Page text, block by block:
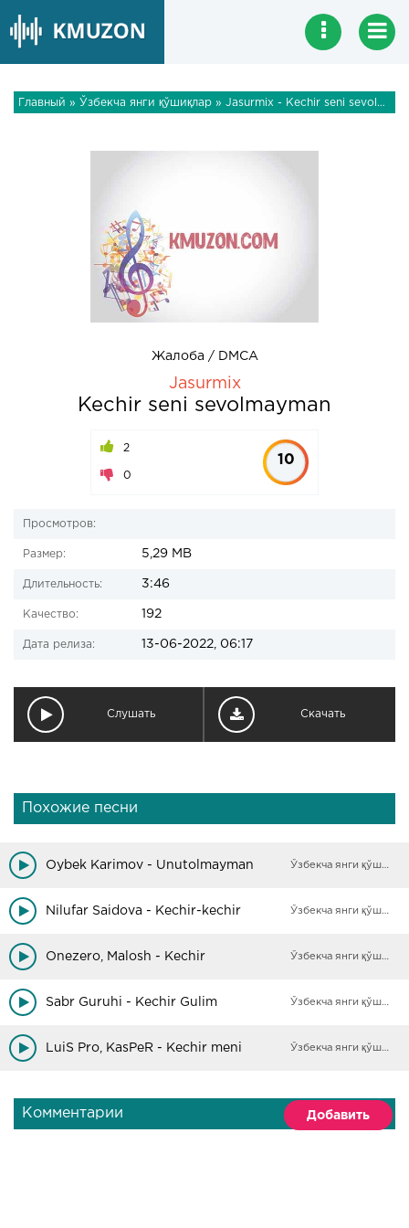
Главный » Ўзбекча янги қўшиқлар » Jasurmix - Kechir seni sevolmayman
Жалоба / DMCA
Jasurmix
Kechir seni sevolmayman
2
0
10
Просмотров:
Размер: 5,29 MB
Длительность: 3:46
Качество: 192
Дата релиза: 13-06-2022, 06:17
Слушать Скачать
Похожие песни
Oybek Karimov - Unutolmayman Ўзбекча янги қўшиқлар
Nilufar Saidova - Kechir-kechir Ўзбекча янги қўшиқлар
Onezero, Malosh - Kechir Ўзбекча янги қўшиқлар
Sabr Guruhi - Kechir Gulim Ўзбекча янги қўшиқлар
LuiS Pro, KasPeR - Kechir meni Ўзбекча янги қўшиқлар
Комментарии Добавить